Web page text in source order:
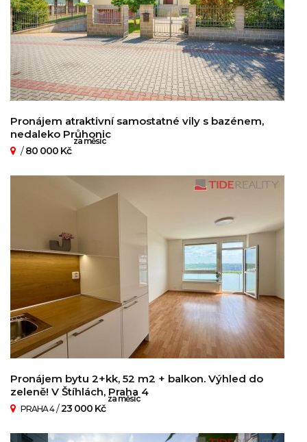
Pronájem atraktivní samostatné vily s bazénem,
nedaleko Průhonic
/80 000 Kč
za měsíc
Pronájem bytu 2+kk, 52 m2 + balkon. Výhled do
zeleně! V Štíhlách, Praha 4
PRAHA 4/23 000 Kč
za měsíc